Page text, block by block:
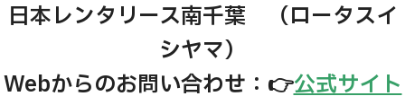
日本レンタリース南千葉 （ロータスイ
シヤマ）
Webからのお問い合わせ：👉公式サイト